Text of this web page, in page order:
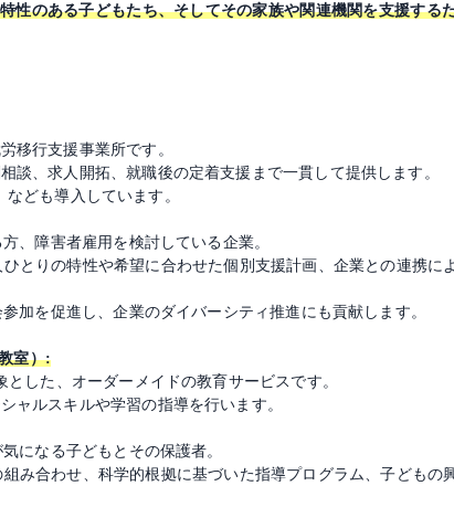
性のある子どもたち、そしてその家族や関連機関を支援する
移行支援事業所です。
談、求人開拓、就職後の定着支援まで一貫して提供します。
ども導入しています。
、障害者雇用を検討している企業。
とりの特性や希望に合わせた個別支援計画、企業との連携に
加を促進し、企業のダイバーシティ推進にも貢献します。
室）:
した、オーダーメイドの教育サービスです。
ャルスキルや学習の指導を行います。
になる子どもとその保護者。
み合わせ、科学的根拠に基づいた指導プログラム、子どもの